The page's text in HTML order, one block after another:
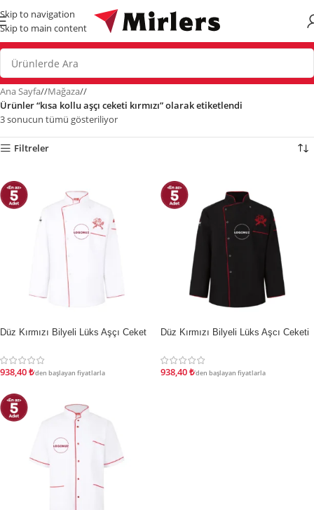
Skip to navigation
Skip to main content
Ana Sayfa/ Mağaza/
Ürünler “kısa kollu aşçı ceketi kırmızı” olarak etiketlendi
3 sonucun tümü gösteriliyor
Filtreler
İNDIRIM
Düz Kırmızı Bilyeli Lüks Aşçı Ceket
938,40₺'den başlayan fiyatlarla
İNDIRIM
Düz Kırmızı Bilyeli Lüks Aşcı Ceketi
938,40₺'den başlayan fiyatlarla